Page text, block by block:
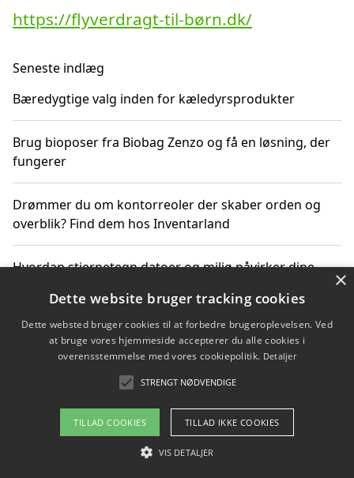
https://flyverdragt-til-børn.dk/
Seneste indlæg
Bæredygtige valg inden for kæledyrsprodukter
Brug bioposer fra Biobag Zenzo og få en løsning, der
fungerer
Drømmer du om kontorreoler der skaber orden og
overblik? Find dem hos Inventarland
Hvordan stjernetegn datoer og miljø påvirker dine
Bæredygtige gadgets til en grønnere hverdag
Om / kontakt
Blog Betingelser
×
Dette website bruger tracking cookies
Dette websted bruger cookies til at forbedre brugeroplevelsen. Ved
at bruge vores hjemmeside accepterer du alle cookies i
overensstemmelse med vores cookiepolitik. Detaljer
STRENGT NØDVENDIGE
TILLAD COOKIES TILLAD IKKE COOKIES
VIS DETALJER